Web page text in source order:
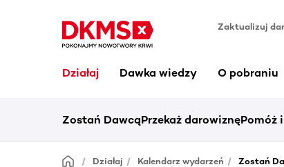
Zaktualizuj
Działaj Dawka wiedzy O pobraniu
Zostań DawcąPrzekaż darowiznęPomóż
Działaj Kalendarz wydarzeń Zostań